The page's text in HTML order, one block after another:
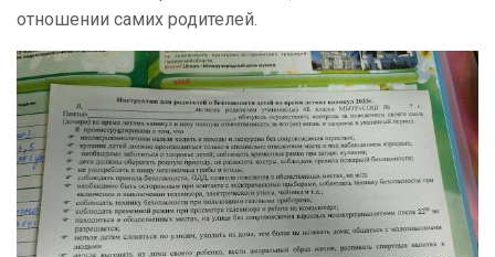
отношении самих родителей.